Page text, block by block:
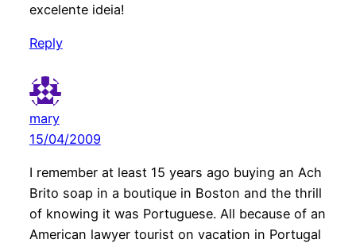
excelente ideia!
Reply
mary
15/04/2009
I remember at least 15 years ago buying an Ach
Brito soap in a boutique in Boston and the thrill
of knowing it was Portuguese. All because of an
American lawyer tourist on vacation in Portugal